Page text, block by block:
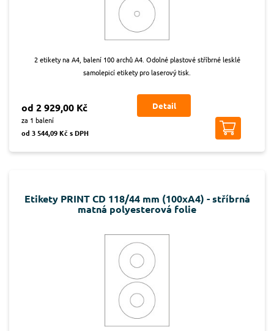
2 etikety na A4, balení 100 archů A4. Odolné plastové stříbrné lesklé
samolepicí etikety pro laserový tisk.
od 2 929,00 Kč
za 1 balení
od 3 544,09 Kč s DPH
Detail
Etikety PRINT CD 118/44 mm (100xA4) - stříbrná
matná polyesterová folie